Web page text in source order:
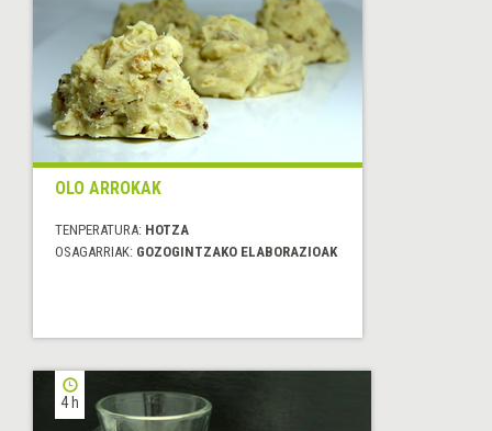
OLO ARROKAK
TENPERATURA: HOTZA
OSAGARRIAK: GOZOGINTZAKO ELABORAZIOAK
4 h